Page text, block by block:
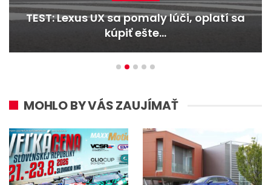
TEST: Dacia Duster hybrid-G 150 4×4 –
Trojitý útok
MOHLO BY VÁS ZAUJÍMAŤ